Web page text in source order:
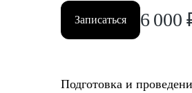
Записаться 6 000
Подготовка и